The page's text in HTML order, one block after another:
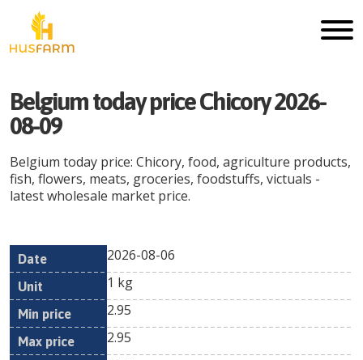
Belgium today price Chicory 2026-
08-09
Belgium today price: Chicory, food, agriculture products,
fish, flowers, meats, groceries, foodstuffs, victuals -
latest wholesale market price.
Date Unit
Min
Currency
2026-08-06
1 kg
2.95
2.95